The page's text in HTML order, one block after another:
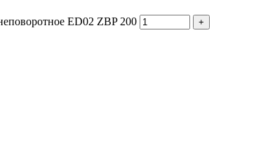
ED02 ZBP 200
+